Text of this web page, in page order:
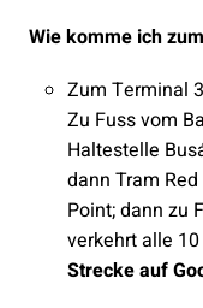
Wie komme ich
Zum Terminal
Zu Fuss vom
Haltestelle
dann Tram
Point; dann zu
verkehrt alle
Strecke auf